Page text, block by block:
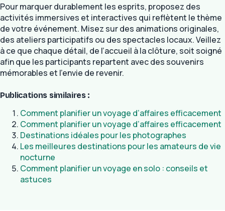
Pour marquer durablement les esprits, proposez des
activités immersives et interactives qui reflètent le thème
de votre événement. Misez sur des animations originales,
des ateliers participatifs ou des spectacles locaux. Veillez
à ce que chaque détail, de l’accueil à la clôture, soit soigné
afin que les participants repartent avec des souvenirs
mémorables et l’envie de revenir.
Publications similaires :
Comment planifier un voyage d’affaires efficacement
Comment planifier un voyage d’affaires efficacement
Destinations idéales pour les photographes
Les meilleures destinations pour les amateurs de vie
nocturne
Comment planifier un voyage en solo : conseils et
astuces